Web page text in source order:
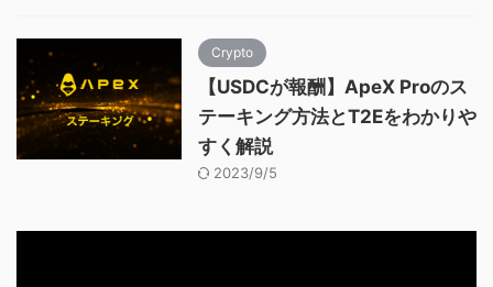
Crypto
【USDCが報酬】ApeX Proのス
テーキング方法とT2Eをわかりや
すく解説
2023/9/5